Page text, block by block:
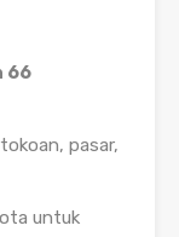
66
pasar,
untuk